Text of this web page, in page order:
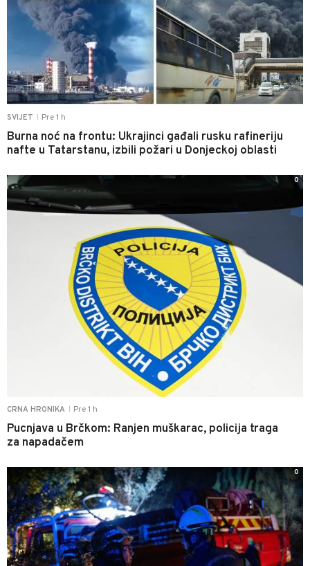
SVIJET Pre 1 h
Burna noć na frontu: Ukrajinci gađali rusku rafineriju
nafte u Tatarstanu, izbili požari u Donjeckoj oblasti
CRNA HRONIKA Pre 1 h
Pucnjava u Brčkom: Ranjen muškarac, policija traga
za napadačem
0
0